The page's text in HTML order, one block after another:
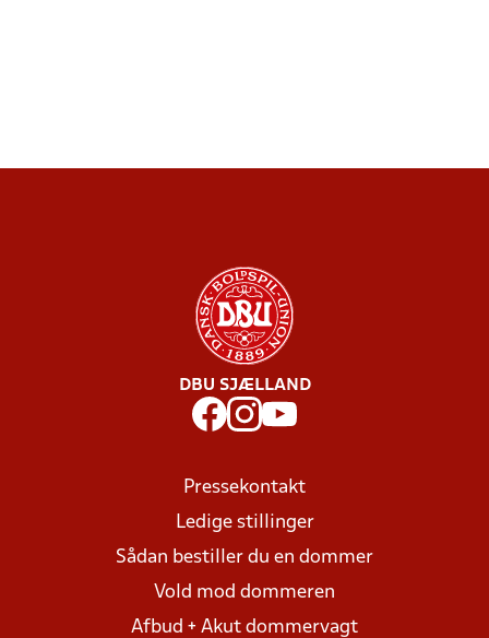
DBU SJÆLLAND
Pressekontakt
Ledige stillinger
Sådan bestiller du en dommer
Vold mod dommeren
Afbud + Akut dommervagt